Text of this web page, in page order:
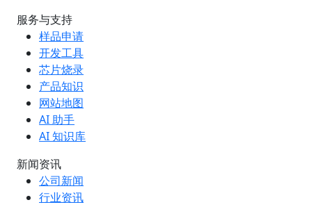
服务与支持
样品申请
开发工具
芯片烧录
产品知识
网站地图
AI 助手
AI 知识库
新闻资讯
公司新闻
行业资讯